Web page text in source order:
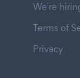
We're
Terms of
Privacy